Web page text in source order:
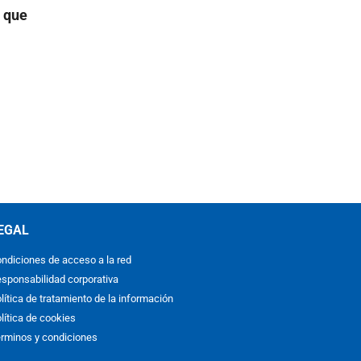
que
de acceso a la red
corporativa
de tratamiento de la información
de cookies
y condiciones